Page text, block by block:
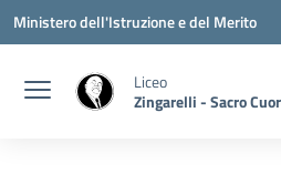
Vai ai contenuti
Vai al menu di navigazione
Vai al footer
Ministero dell'Istruzione e del Merito
Liceo
Zingarelli - Sacro